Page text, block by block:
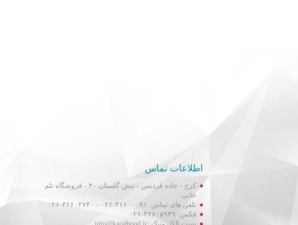
اطلاعات تماس
کرج - جاده فردیس - نبش گلستان ۳۰ - فروشگاه تلم
خانی
تلفن های تماس: ۳۶۶۰۰۰۹۱-۰۲۶ - ۳۶۶۰۲۷۴۰-۰۲۶
فکس: ۳۶۶۰۵۹۴۹-۰۲۶